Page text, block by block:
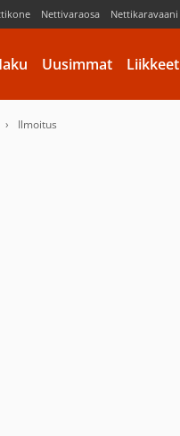
Nettivaraosa Nettikaravaani
Uusimmat Liikkeet
Ilmoitus